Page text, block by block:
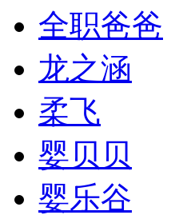
全职爸爸
龙之涵
柔飞
婴贝贝
婴乐谷